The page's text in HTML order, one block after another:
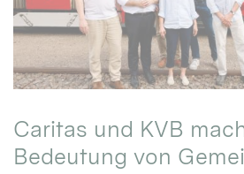
Caritas und KVB
Bedeutung von